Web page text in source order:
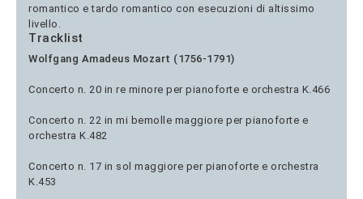
romantico e tardo romantico con esecuzioni di altissimo
livello.
Tracklist
Wolfgang Amadeus Mozart (1756-1791)
Concerto n. 20 in re minore per pianoforte e orchestra K.466
Concerto n. 22 in mi bemolle maggiore per pianoforte e
orchestra K.482
Concerto n. 17 in sol maggiore per pianoforte e orchestra
K.453